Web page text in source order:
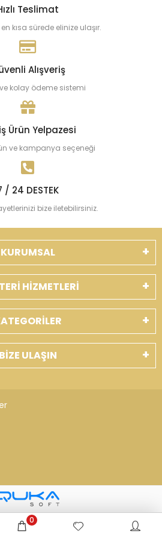
Teslimat
kısa sürede elinize ulaşır.
Alışveriş
kolay ödeme sistemi
Ürün Yelpazesi
ve kampanya seçeneği
/ 24 DESTEK
bize iletebilirsiniz.
KURUMSAL
HİZMETLERİ
BİZE ULAŞIN
0